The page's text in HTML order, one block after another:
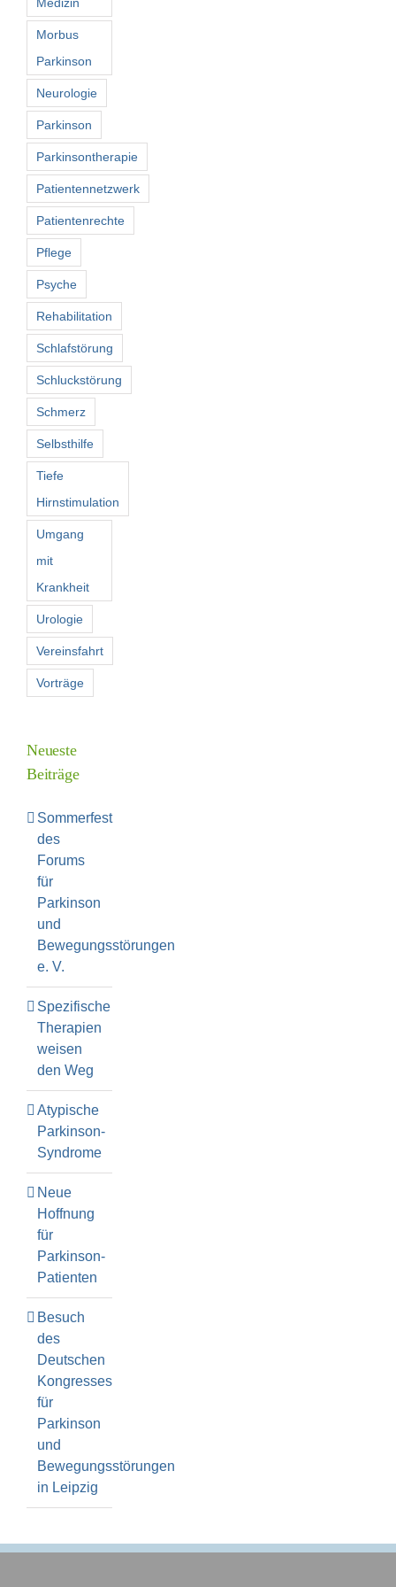
Morbus
Parkinson
Neurologie
Parkinson
Parkinsontherapie
Patientennetzwerk
Patientenrechte
Pflege
Psyche
Rehabilitation
Schlafstörung
Schluckstörung
Schmerz
Selbsthilfe
Tiefe
Hirnstimulation
Umgang
mit
Krankheit
Urologie
Vereinsfahrt
Vorträge
Neueste
Beiträge
Sommerfest
des
Forums
für
Parkinson
und
Bewegungsstörungen
e. V.
Spezifische
Therapien
weisen
den Weg
Atypische
Parkinson-
Syndrome
Neue
Hoffnung
für
Parkinson-
Patienten
Besuch
des
Deutschen
Kongresses
für
Parkinson
und
Bewegungsstörungen
in Leipzig